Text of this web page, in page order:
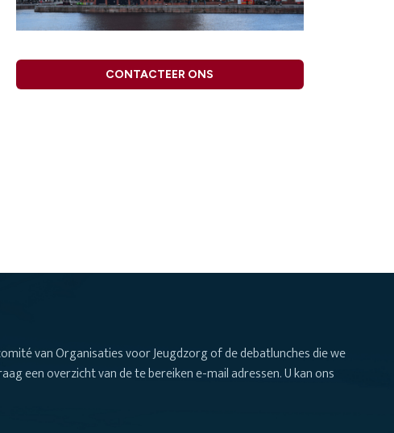
CONTACTEER ONS
van Organisaties voor Jeugdzorg of de debatlunches die we
een overzicht van de te bereiken e-mail adressen. U kan ons